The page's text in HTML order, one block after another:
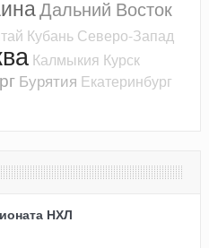
Дальний Восток
Кубань Северо-Запад
Калмыкия Курск
Бурятия Екатеринбург
НХЛ